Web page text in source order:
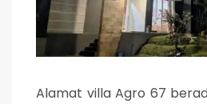
Alamat villa Agro 67